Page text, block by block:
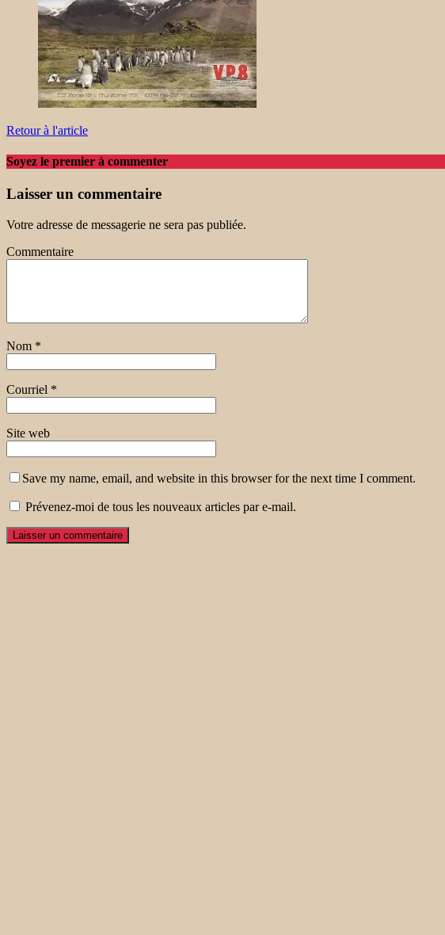
Retour à l'article
Soyez le premier à commenter
Laisser un commentaire
Votre adresse de messagerie ne sera pas publiée.
Commentaire
Nom *
Courriel *
Site web
Save my name, email, and website in this browser for the next time I comment.
Prévenez-moi de tous les nouveaux articles par e-mail.